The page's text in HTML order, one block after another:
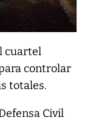
cuartel
controlar
totales.
Civil